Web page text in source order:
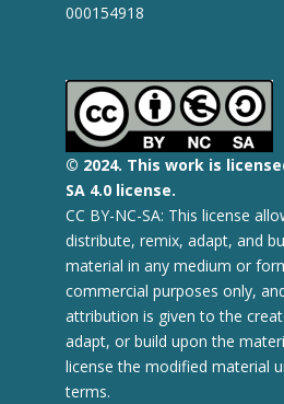
000154918
© 2024. This work is
SA 4.0 license.
CC BY-NC-SA: This license
distribute, remix, adapt, and
material in any medium or
commercial purposes only,
attribution is given to the
adapt, or build upon the
license the modified material
terms.